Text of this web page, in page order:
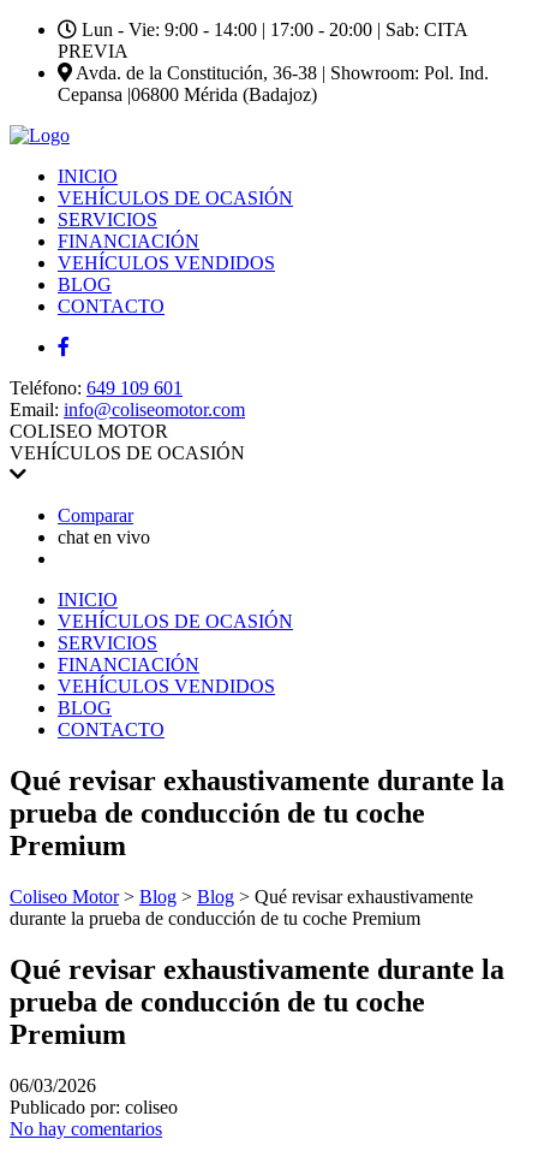
Lun - Vie: 9:00 - 14:00 | 17:00 - 20:00 | Sab: CITA
PREVIA
Avda. de la Constitución, 36-38 | Showroom: Pol. Ind.
Cepansa |06800 Mérida (Badajoz)
INICIO
VEHÍCULOS DE OCASIÓN
SERVICIOS
FINANCIACIÓN
VEHÍCULOS VENDIDOS
BLOG
CONTACTO
Teléfono: 649 109 601
Email: info@coliseomotor.com
COLISEO MOTOR
VEHÍCULOS DE OCASIÓN
Comparar
chat en vivo
INICIO
VEHÍCULOS DE OCASIÓN
SERVICIOS
FINANCIACIÓN
VEHÍCULOS VENDIDOS
BLOG
CONTACTO
Qué revisar exhaustivamente durante la
prueba de conducción de tu coche
Premium
Coliseo Motor> Blog > Blog > Qué revisar exhaustivamente
durante la prueba de conducción de tu coche Premium
Qué revisar exhaustivamente durante la
prueba de conducción de tu coche
Premium
06/03/2026
Publicado por: coliseo
No hay comentarios